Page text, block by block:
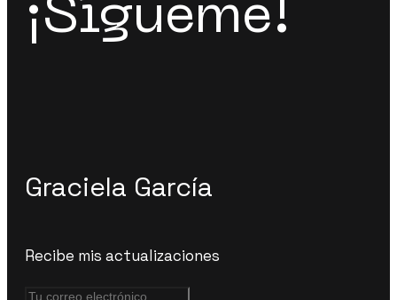
¡Sígueme!
Graciela García
Recibe mis actualizaciones